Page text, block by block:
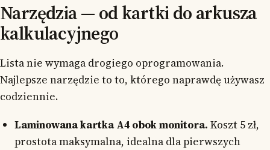
Narzędzia — od kartki do arkusza
kalkulacyjnego
Lista nie wymaga drogiego oprogramowania.
Najlepsze narzędzie to to, którego naprawdę używasz
codziennie.
Laminowana kartka A4 obok monitora. Koszt 5 zł,
prostota maksymalna, idealna dla pierwszych